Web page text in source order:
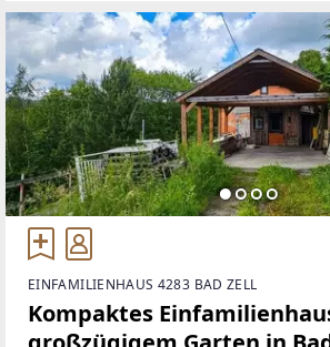
EINFAMILIENHAUS 4283 BAD ZELL
Kompaktes